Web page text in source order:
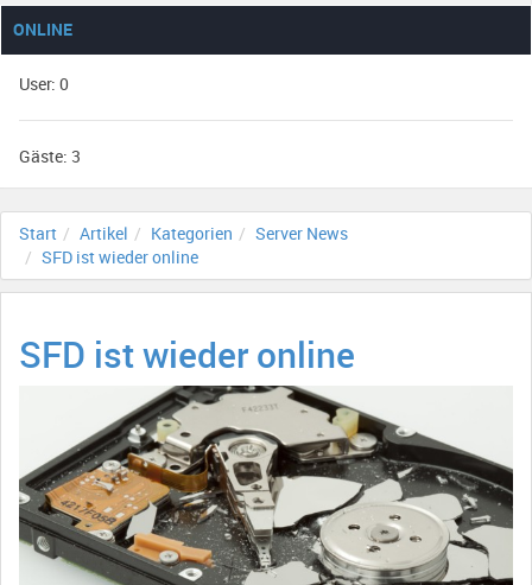
ONLINE
User: 0
Gäste: 3
Start Artikel Kategorien
Server News
SFD ist wieder online
SFD ist wieder online